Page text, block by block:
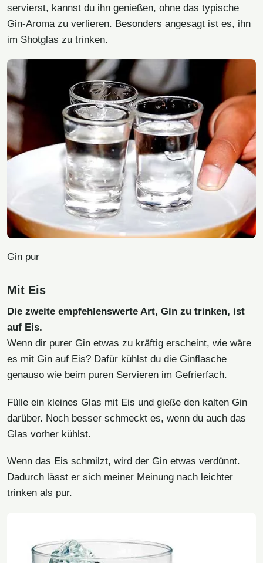
servierst, kannst du ihn genießen, ohne das typische
Gin-Aroma zu verlieren. Besonders angesagt ist es, ihn
im Shotglas zu trinken.
Gin pur
Mit Eis
Die zweite empfehlenswerte Art, Gin zu trinken, ist
auf Eis.
Wenn dir purer Gin etwas zu kräftig erscheint, wie wäre
es mit Gin auf Eis? Dafür kühlst du die Ginflasche
genauso wie beim puren Servieren im Gefrierfach.
Fülle ein kleines Glas mit Eis und gieße den kalten Gin
darüber. Noch besser schmeckt es, wenn du auch das
Glas vorher kühlst.
Wenn das Eis schmilzt, wird der Gin etwas verdünnt.
Dadurch lässt er sich meiner Meinung nach leichter
trinken als pur.